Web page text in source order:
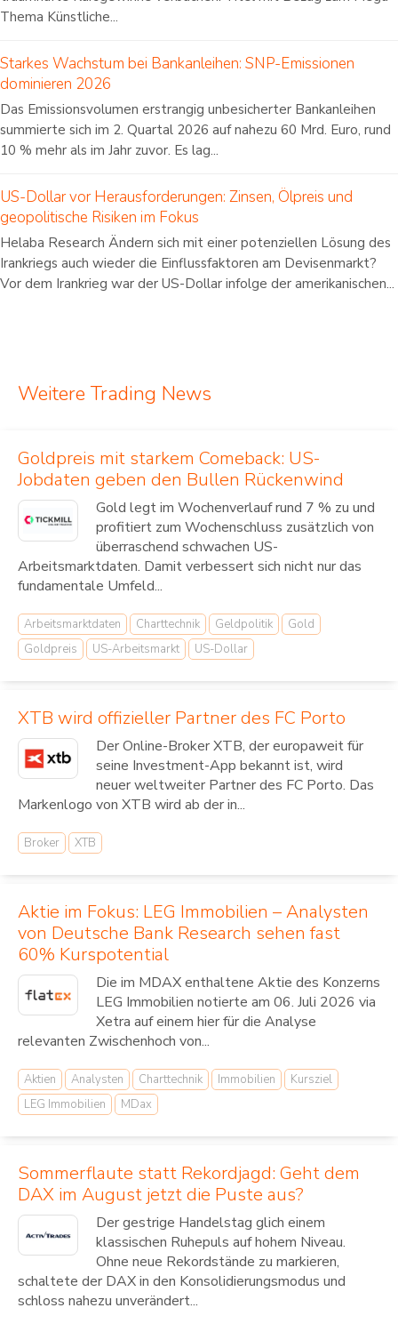
Thema Künstliche...
Starkes Wachstum bei Bankanleihen: SNP-Emissionen
dominieren 2026
Das Emissionsvolumen erstrangig unbesicherter Bankanleihen
summierte sich im 2. Quartal 2026 auf nahezu 60 Mrd. Euro, rund
10 % mehr als im Jahr zuvor. Es lag...
US-Dollar vor Herausforderungen: Zinsen, Ölpreis und
geopolitische Risiken im Fokus
Helaba Research Ändern sich mit einer potenziellen Lösung des
Irankriegs auch wieder die Einflussfaktoren am Devisenmarkt?
Vor dem Irankrieg war der US-Dollar infolge der amerikanischen...
Weitere Trading News
Goldpreis mit starkem Comeback: US-
Jobdaten geben den Bullen Rückenwind
Gold legt im Wochenverlauf rund 7 % zu und
profitiert zum Wochenschluss zusätzlich von
überraschend schwachen US-
Arbeitsmarktdaten. Damit verbessert sich nicht nur das
fundamentale Umfeld...
Arbeitsmarktdaten Charttechnik Geldpolitik
Gold
Goldpreis
US-Arbeitsmarkt US-Dollar
XTB wird offizieller Partner des FC Porto
Der Online-Broker XTB, der europaweit für
seine Investment-App bekannt ist, wird
neuer weltweiter Partner des FC Porto. Das
Markenlogo von XTB wird ab der in...
Broker XTB
Aktie im Fokus: LEG Immobilien – Analysten
von Deutsche Bank Research sehen fast
60% Kurspotential
Die im MDAX enthaltene Aktie des Konzerns
LEG Immobilien notierte am 06. Juli 2026 via
Xetra auf einem hier für die Analyse
relevanten Zwischenhoch von...
Aktien Analysten Charttechnik Immobilien
Kursziel
LEG Immobilien
MDax
Sommerflaute statt Rekordjagd: Geht dem
DAX im August jetzt die Puste aus?
Der gestrige Handelstag glich einem
klassischen Ruhepuls auf hohem Niveau.
Ohne neue Rekordstände zu markieren,
schaltete der DAX in den Konsolidierungsmodus und
schloss nahezu unverändert...